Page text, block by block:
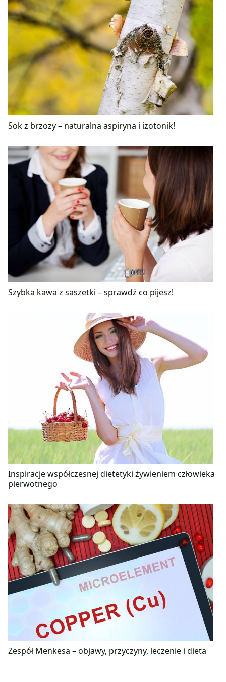
Sok z brzozy – naturalna aspiryna i izotonik!
Szybka kawa z saszetki – sprawdź co pijesz!
Inspiracje współczesnej dietetyki żywieniem człowieka
pierwotnego
Zespół Menkesa – objawy, przyczyny, leczenie i dieta